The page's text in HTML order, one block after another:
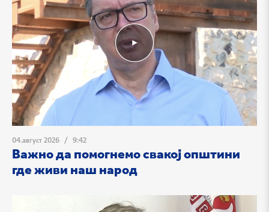
04.август 2026 / 9:42
Важно да помогнемо свакој општини
где живи наш народ